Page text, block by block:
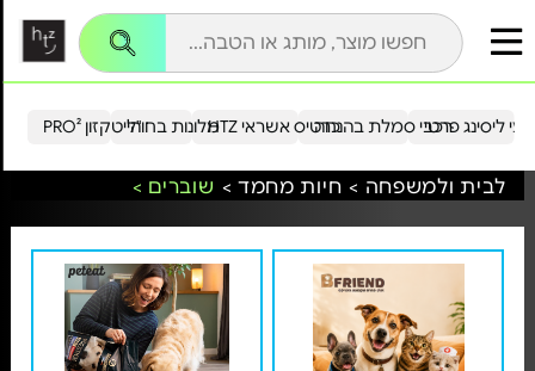
הייטקזון PRO²מלונות בחו"ל כרטיס אשראי HTZ ליסינג פרטירכבי סמלת בהנחה
לבית ולמשפחה > חיות מחמד > שוברים >